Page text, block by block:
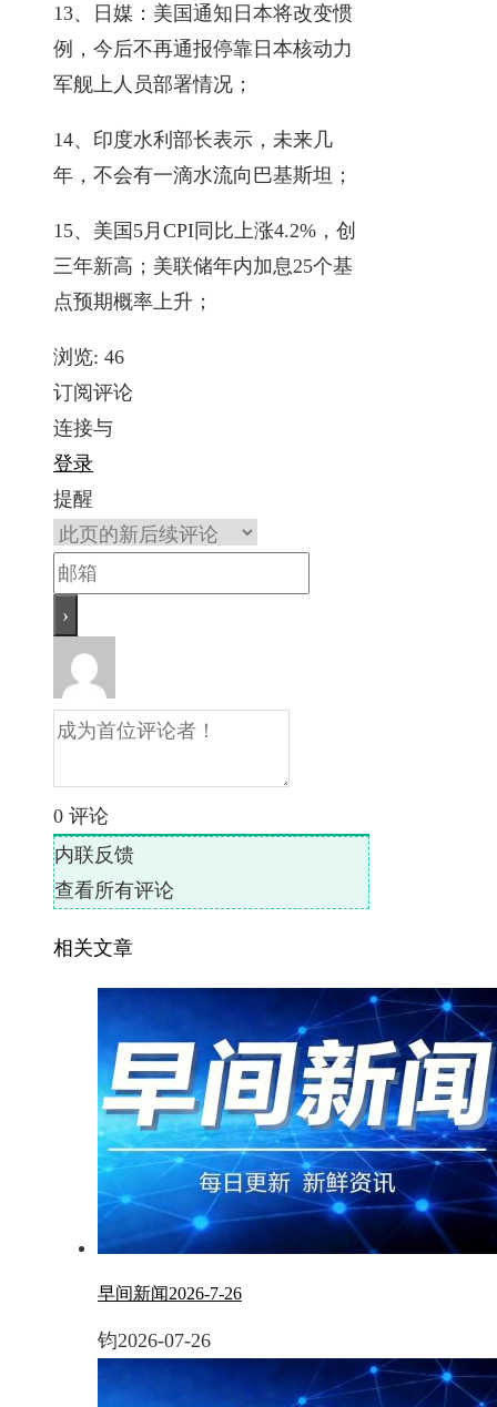
13、日媒：美国通知日本将改变惯
例，今后不再通报停靠日本核动力
军舰上人员部署情况；
14、印度水利部长表示，未来几
年，不会有一滴水流向巴基斯坦；
15、美国5月CPI同比上涨4.2%，创
三年新高；美联储年内加息25个基
点预期概率上升；
浏览: 46
订阅评论
连接与
登录
提醒
0 评论
内联反馈
查看所有评论
相关文章
早间新闻2026-7-26
钧2026-07-26